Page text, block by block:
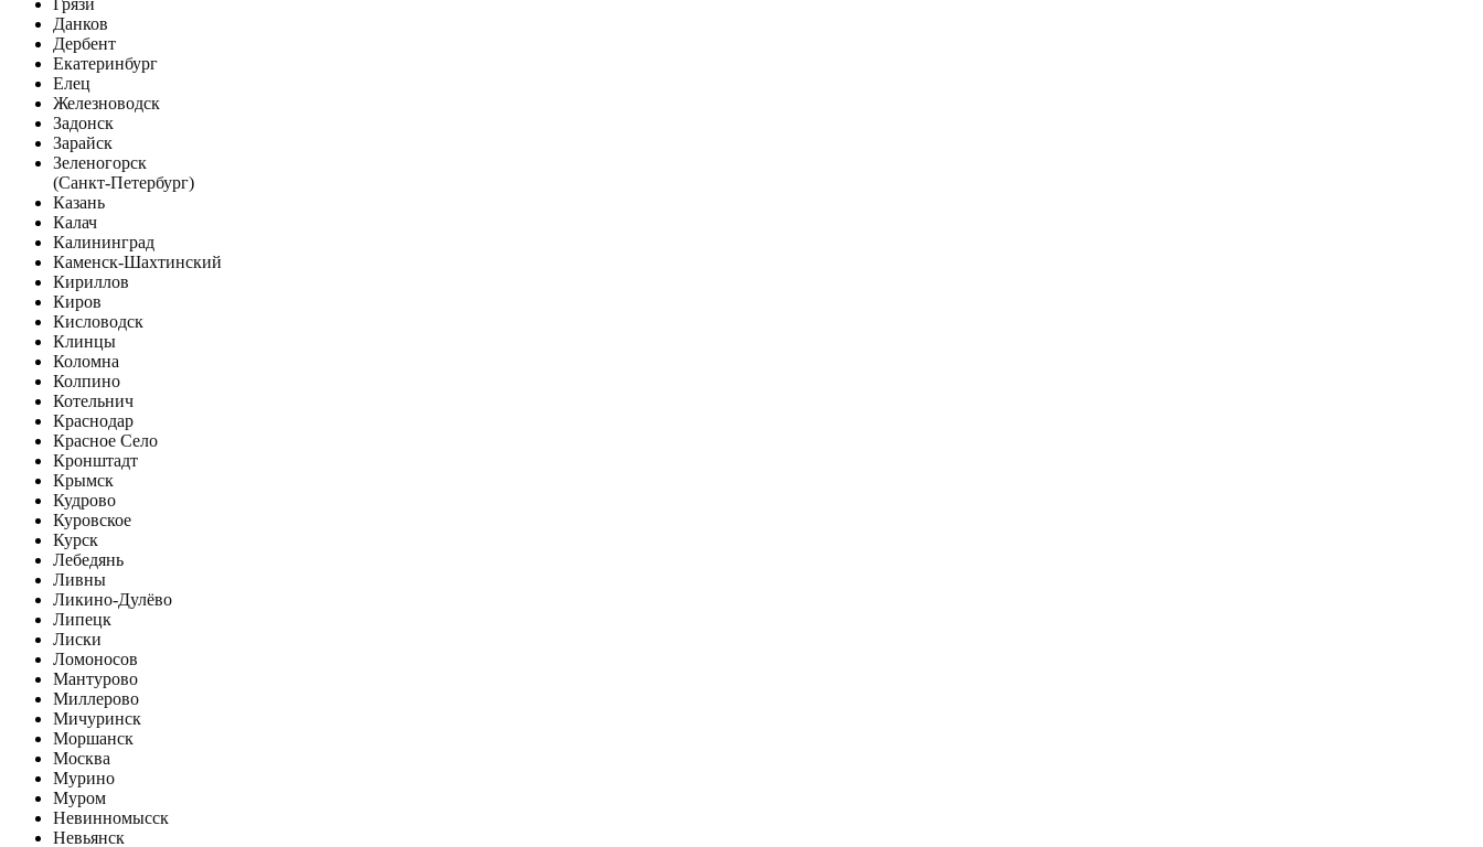
Грязи
Данков
Дербент
Екатеринбург
Елец
Железноводск
Задонск
Зарайск
Зеленогорск
(Санкт-Петербург)
Казань
Калач
Калининград
Каменск-Шахтинский
Кириллов
Киров
Кисловодск
Клинцы
Коломна
Колпино
Котельнич
Краснодар
Красное Село
Кронштадт
Крымск
Кудрово
Куровское
Курск
Лебедянь
Ливны
Ликино-Дулёво
Липецк
Лиски
Ломоносов
Мантурово
Миллерово
Мичуринск
Моршанск
Москва
Мурино
Муром
Невинномысск
Невьянск